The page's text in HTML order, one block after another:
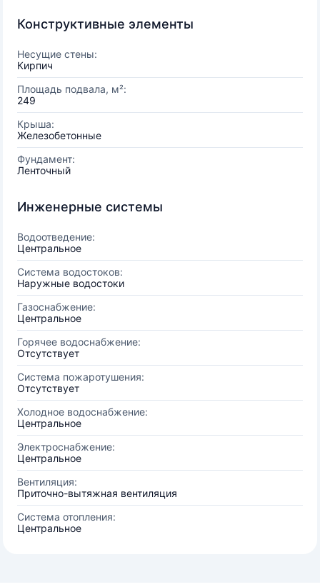
Конструктивные элементы
Несущие стены:
Кирпич
Площадь подвала, м²:
249
Крыша:
Железобетонные
Фундамент:
Ленточный
Инженерные системы
Водоотведение:
Центральное
Система водостоков:
Наружные водостоки
Газоснабжение:
Центральное
Горячее водоснабжение:
Отсутствует
Система пожаротушения:
Отсутствует
Холодное водоснабжение:
Центральное
Электроснабжение:
Центральное
Вентиляция:
Приточно-вытяжная вентиляция
Система отопления:
Центральное